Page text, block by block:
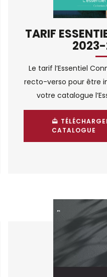
TARIF
Le tarif l’Essentiel
recto-verso pour être
votre catalogue
CATALOGUE